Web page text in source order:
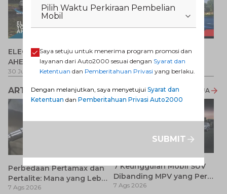
ELECTRIFY YOUR PATH
AHEAD
30 Jul 2026-31 Ags 2026
Promo Veloz HEV
1 Jul 2026-31 Ags 2026
ARTIKEL LAINNYA LIHAT SEMUA
Perbedaan Pertamax dan
Pertalite: Mana yang Lebih
Baik untuk Mobil Toyota
7 Ags 2026
7 Keunggulan Mobil SUV
Dibanding MPV yang Perlu
Anda Ketahui
7 Ags 2026
Pilih Waktu Perkiraan Pembelian
Mobil
Saya setuju untuk menerima program promosi dan
layanan dari Auto2000 sesuai dengan Syarat dan
Ketentuan dan Pemberitahuan Privasi yang berlaku.
Dengan melanjutkan, saya menyetujui Syarat dan
Ketentuan dan Pemberitahuan Privasi Auto2000
SUBMIT